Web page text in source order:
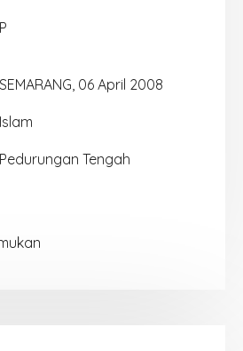
P
SEMARANG, 06 April 2008
Islam
Pedurungan Tengah